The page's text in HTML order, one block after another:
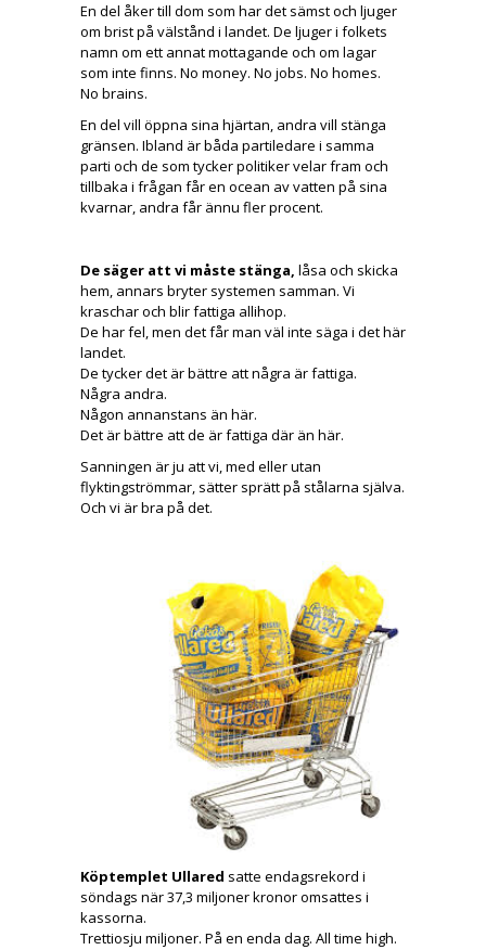
En del åker till dom som har det sämst och ljuger
om brist på välstånd i landet. De ljuger i folkets
namn om ett annat mottagande och om lagar
som inte finns. No money. No jobs. No homes.
No brains.
En del vill öppna sina hjärtan, andra vill stänga
gränsen. Ibland är båda partiledare i samma
parti och de som tycker politiker velar fram och
tillbaka i frågan får en ocean av vatten på sina
kvarnar, andra får ännu fler procent.
De säger att vi måste stänga, låsa och skicka
hem, annars bryter systemen samman. Vi
kraschar och blir fattiga allihop.
De har fel, men det får man väl inte säga i det här
landet.
De tycker det är bättre att några är fattiga.
Några andra.
Någon annanstans än här.
Det är bättre att de är fattiga där än här.
Sanningen är ju att vi, med eller utan
flyktingströmmar, sätter sprätt på stålarna själva.
Och vi är bra på det.
Köptemplet Ullared satte endagsrekord i
söndags när 37,3 miljoner kronor omsattes i
kassorna.
Trettiosju miljoner. På en enda dag. All time high.